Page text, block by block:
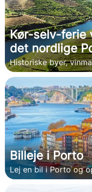
Kør-selv-ferie
det nordlige
Historiske byer,
Billeje i Porto
Lej en bil i Porto og